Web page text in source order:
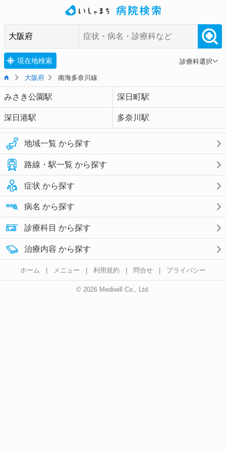
現在地検索 診療科選択
大阪府 南海多奈川線
みさき公園駅 深日町駅
深日港駅 多奈川駅
地域一覧 から探す
路線・駅一覧 から探す
症状 から探す
病名 から探す
診療科目 から探す
治療内容 から探す
ホーム | メニュー | 利用規約 | 問合せ | プライバシー
© 2026 Mediwill Co., Ltd.